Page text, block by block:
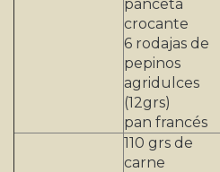
panceta
crocante
6 rodajas de
pepinos
agridulces
(12grs)
pan francés
110 grs de
carne